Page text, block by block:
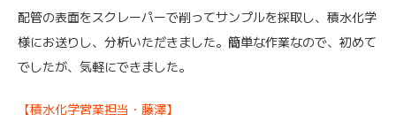
配管の表面をスクレーパーで削ってサンプルを採取し、積水化学
様にお送りし、分析いただきました。簡単な作業なので、初めて
でしたが、気軽にできました。
【積水化学営業担当・藤澤】